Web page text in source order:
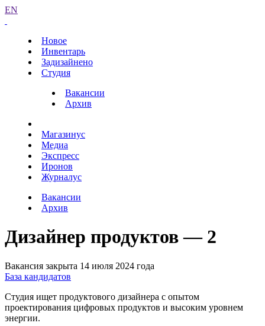
EN
Новое
Инвентарь
Задизайнено
Студия
Вакансии
Архив
Магазинус
Медиа
Экспресс
Иронов
Журналус
Вакансии
Архив
Дизайнер продуктов — 2
Вакансия закрыта 14 июля 2024 года
База кандидатов
Студия ищет продуктового дизайнера с опытом
проектирования цифровых продуктов и высоким уровнем
энергии.